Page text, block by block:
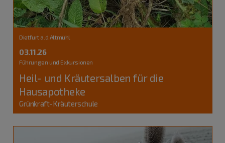
Dietfurt a.d.Altmühl
03.11.26
Führungen und Exkursionen
Heil- und Kräutersalben für die
Hausapotheke
Grünkraft-Kräuterschule